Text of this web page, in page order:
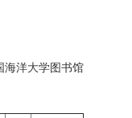
海洋大学图书馆